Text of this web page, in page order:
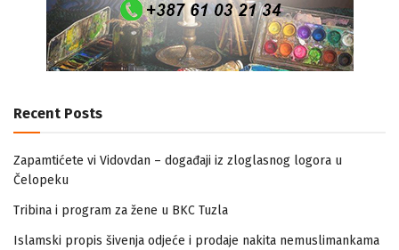
Recent Posts
Zapamtićete vi Vidovdan – događaji iz zloglasnog logora u
Čelopeku
Tribina i program za žene u BKC Tuzla
Islamski propis šivenja odjeće i prodaje nakita nemuslimankama